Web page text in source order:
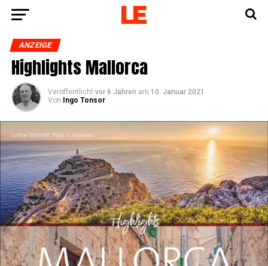
ANZEIGE
High­lights Mallorca
Veröffentlicht vor 6 Jahren am 10. Januar 2021
Von
Ingo Tonsor